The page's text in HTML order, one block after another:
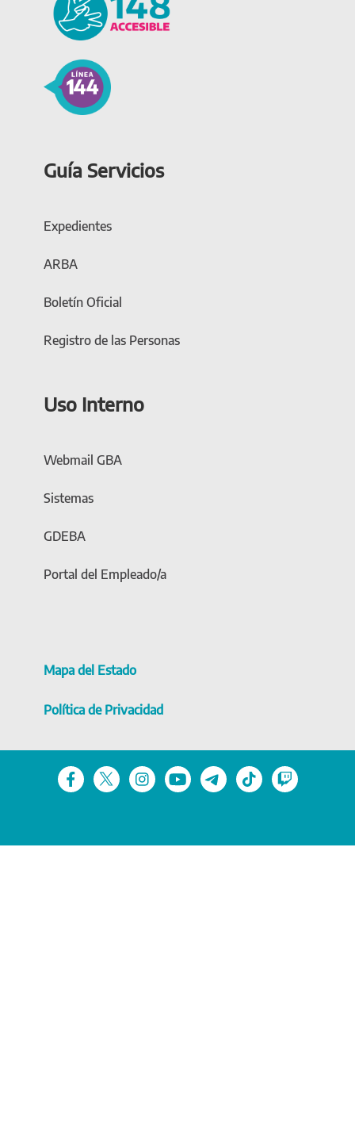
Guía Servicios
Expedientes
ARBA
Boletín Oficial
Registro de las Personas
Uso Interno
Webmail GBA
Sistemas
GDEBA
Portal del Empleado/a
Mapa del Estado
Política de Privacidad